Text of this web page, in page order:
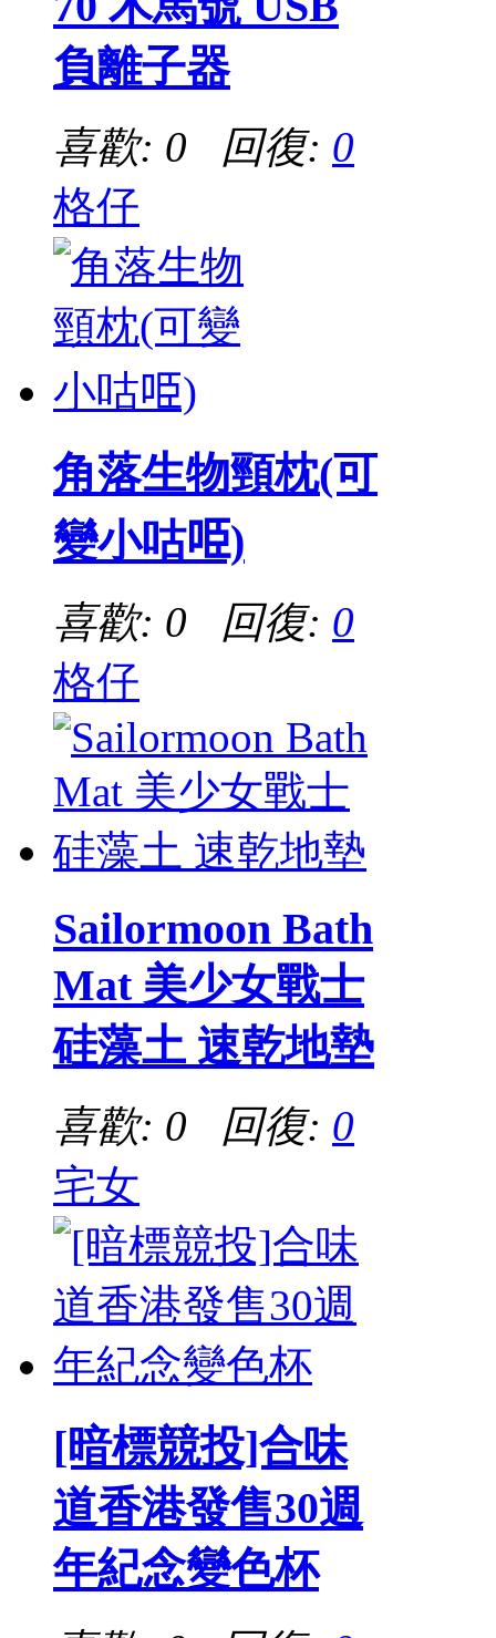
負離子器
喜歡: 0 回復: 0
格仔
角落生物頸枕(可
變小咕𠱸)
喜歡: 0 回復: 0
格仔
Sailormoon Bath
Mat 美少女戰士
硅藻土 速乾地墊
喜歡: 0 回復: 0
宅女
[暗標競投]合味
道香港發售30週
年紀念變色杯